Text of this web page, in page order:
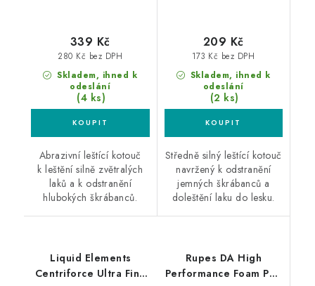
Skladem, ihned k
odeslání
(4 ks)
280 Kč bez DPH
339 Kč
Abrazivní leštící kotouč
k leštění silně zvětralých
laků a k odstranění
hlubokých škrábanců.
Skladem, ihned k
odeslání
(2 ks)
173 Kč bez DPH
209 Kč
Středně silný leštící kotouč
navržený k odstranění
jemných škrábanců a
doleštění laku do lesku.
Liquid Elements
Centriforce Ultra Fine
Rupes DA High
Performance Foam Pad